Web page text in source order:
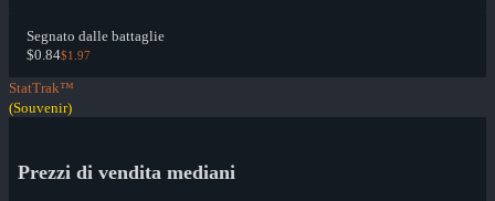
Segnato dalle battaglie
$0.84$1.97
StatTrak™
(Souvenir)
Prezzi di vendita mediani